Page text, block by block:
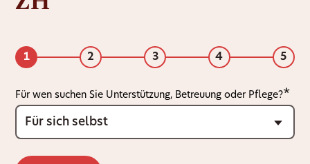
1 2 3 4 5
Für wen suchen Sie Unterstützung, Betreuung oder Pflege?